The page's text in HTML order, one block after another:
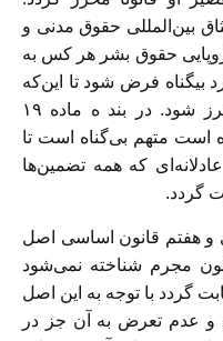
به موجب بند ۲ ماده ۱۴ میثاق بین‌المللی حقوق مدنی و
۶ کنوانسیون اروپایی حقوق بشر هر کس به
بیگناه فرض شود تا این‌که
مقصر بودن او بر طبق قانون محرز شود. در بند ه ماده ۱۹
است متهم بی‌گناه است تا
که همه تضمین‌ها
گردد.
هفتم قانون اساسی اصل
مجرم شناخته نمی‌شود
گردد با توجه به این اصل
و عدم تعرض به آن جز در